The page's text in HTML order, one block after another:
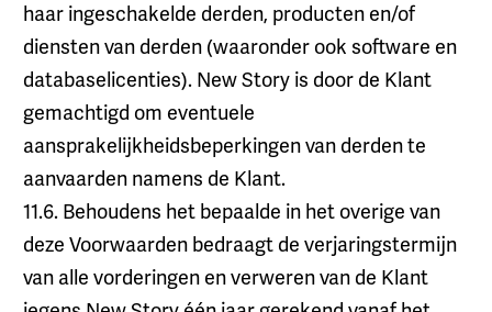
haar ingeschakelde derden, producten en/of
diensten van derden (waaronder ook software en
databaselicenties). New Story is door de Klant
gemachtigd om eventuele
aansprakelijkheidsbeperkingen van derden te
aanvaarden namens de Klant.
11.6. Behoudens het bepaalde in het overige van
deze Voorwaarden bedraagt de verjaringstermijn
van alle vorderingen en verweren van de Klant